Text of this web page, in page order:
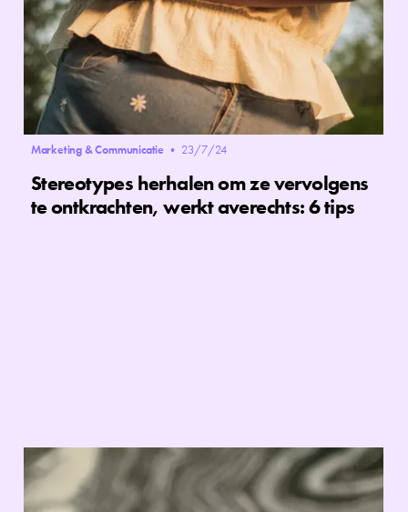
Marketing & Communicatie • 23/7/24
Stereotypes herhalen om ze vervolgens
te ontkrachten, werkt averechts: 6 tips